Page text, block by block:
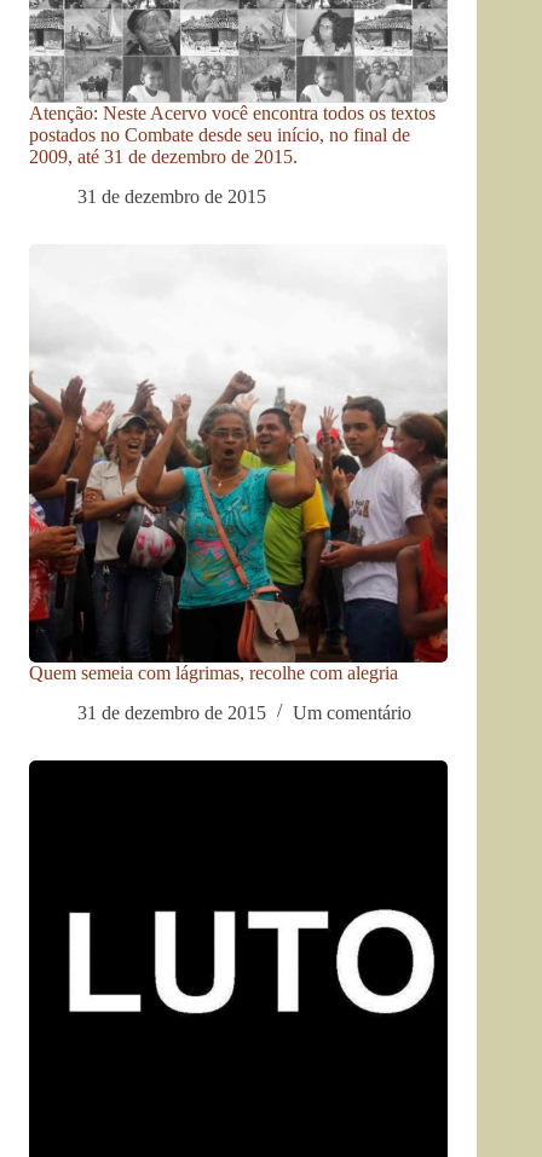
Atenção: Neste Acervo você encontra todos os textos
postados no Combate desde seu início, no final de
2009, até 31 de dezembro de 2015.
31 de dezembro de 2015
Quem semeia com lágrimas, recolhe com alegria
31 de dezembro de 2015
Um comentário